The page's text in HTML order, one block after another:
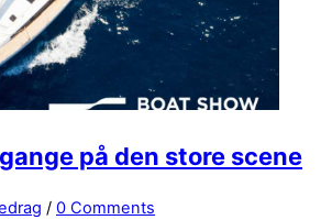
på den store scene
/ 0 Comments